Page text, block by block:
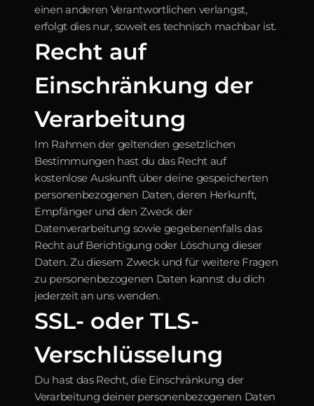
einen anderen Verantwortlichen verlangst,
erfolgt dies nur, soweit es technisch machbar ist.
Recht auf
Einschränkung der
Verarbeitung
Im Rahmen der geltenden gesetzlichen
Bestimmungen hast du das Recht auf
kostenlose Auskunft über deine gespeicherten
personenbezogenen Daten, deren Herkunft,
Empfänger und den Zweck der
Datenverarbeitung sowie gegebenenfalls das
Recht auf Berichtigung oder Löschung dieser
Daten. Zu diesem Zweck und für weitere Fragen
zu personenbezogenen Daten kannst du dich
jederzeit an uns wenden.
SSL- oder TLS-
Verschlüsselung
Du hast das Recht, die Einschränkung der
Verarbeitung deiner personenbezogenen Daten